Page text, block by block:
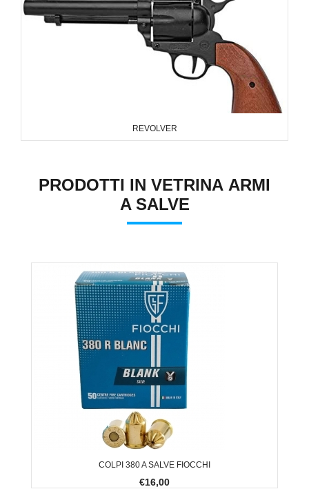
REVOLVER
PRODOTTI IN VETRINA ARMI
A SALVE
COLPI 380 A SALVE FIOCCHI
€16,00